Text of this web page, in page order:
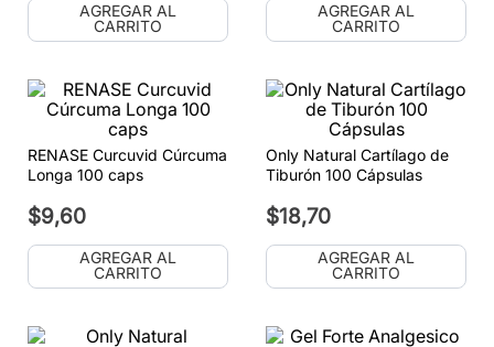
AGREGAR AL
CARRITO
AGREGAR AL
CARRITO
RENASE Curcuvid Cúrcuma
Longa 100 caps
$9,60
AGREGAR AL
CARRITO
Only Natural Cartílago de
Tiburón 100 Cápsulas
$18,70
AGREGAR AL
CARRITO